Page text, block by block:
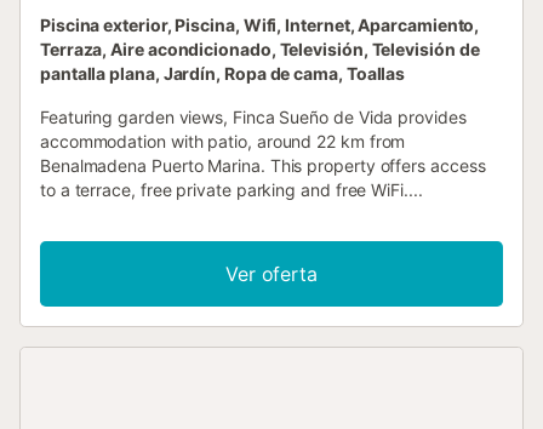
Piscina exterior, Piscina, Wifi, Internet, Aparcamiento,
Terraza, Aire acondicionado, Televisión, Televisión de
pantalla plana, Jardín, Ropa de cama, Toallas
Featuring garden views, Finca Sueño de Vida provides
accommodation with patio, around 22 km from
Benalmadena Puerto Marina. This property offers access
to a terrace, free private parking and free WiFi....
Ver oferta